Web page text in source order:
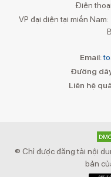
Điện
VP đại diện tại miền
Email:
Đường
Liên hệ
® Chỉ được đăng tải nội
bản